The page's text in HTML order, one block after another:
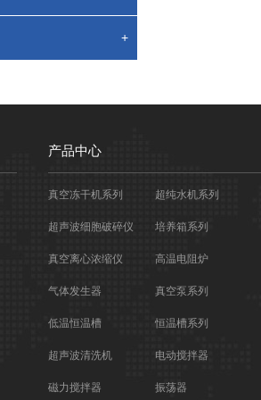
+
产品中心
真空冻干机系列 超纯水机系列
超声波细胞破碎仪 培养箱系列
真空离心浓缩仪 高温电阻炉
气体发生器 真空泵系列
低温恒温槽 恒温槽系列
超声波清洗机 电动搅拌器
磁力搅拌器 振荡器